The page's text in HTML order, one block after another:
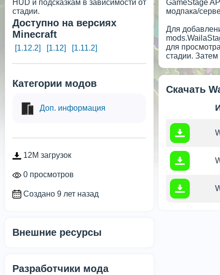
HUD и подсказкам в зависимости от
стадии.
Доступно на версиях
Minecraft
[1.12.2] [1.12] [1.11.2]
Категории модов
Доп. информация
12M загрузок
0 просмотров
Создано 9 лет назад
Внешние ресурсы
Разработчики мода
GameStage
модпака/
Для
для
стадии.
Скачать